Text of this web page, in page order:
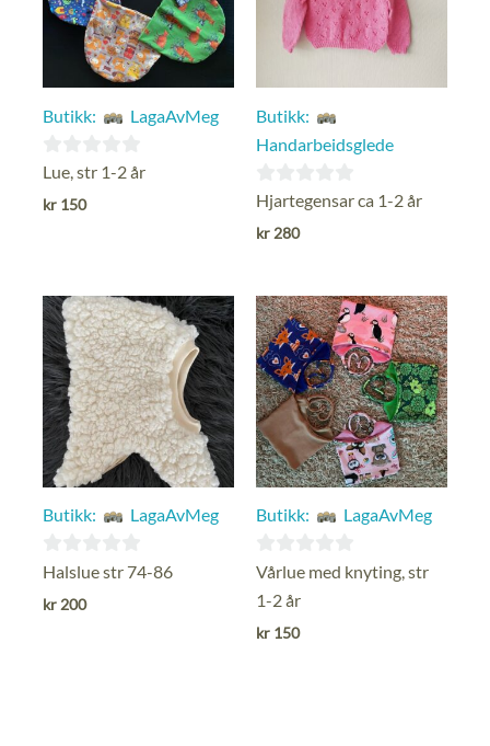
Butikk: LagaAvMeg
0
ut
Lue, str 1-2 år
kr 150
Butikk:
Handarbeidsglede
0
ut
Hjartegensar ca 1-2 år
kr 280
Butikk: LagaAvMeg
0
ut
Halslue str 74-86
kr 200
Butikk: LagaAvMeg
0
ut
av
Vårlue med knyting, str
1-2 år
kr 150